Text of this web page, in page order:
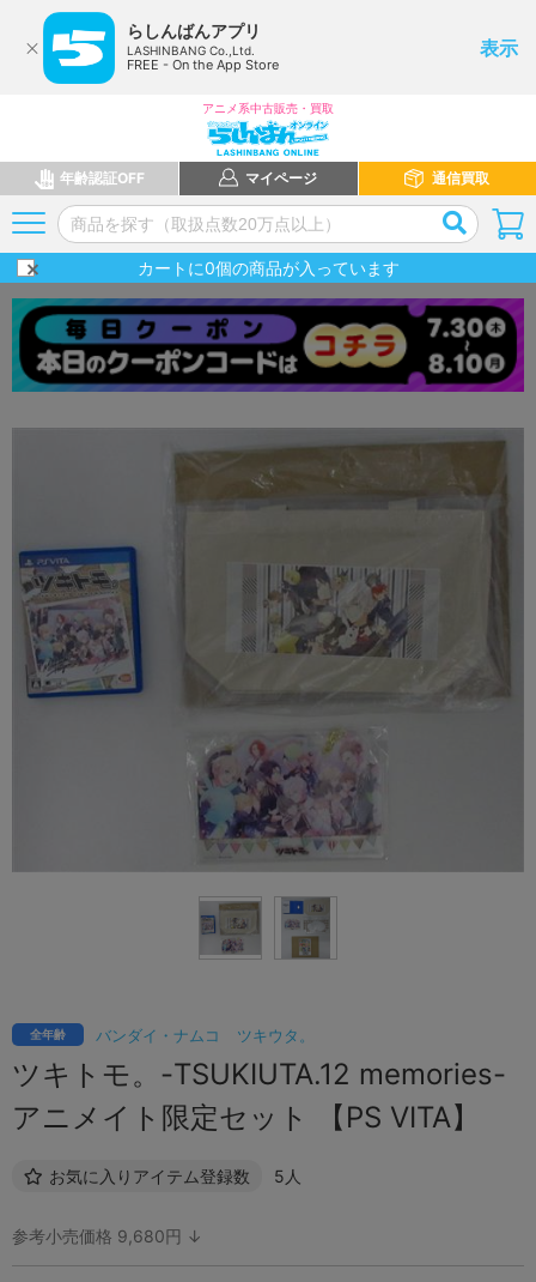
らしんばんアプリ
LASHINBANG Co.,Ltd.
FREE - On the App Store
表示
アニメ系中古販売・買取
年齢認証OFF マイページ 通信買取
カートに0個の商品が入っています
バンダイ・ナムコ ツキウタ。
全年齢
ツキトモ。-TSUKIUTA.12 memories-
アニメイト限定セット 【PS VITA】
お気に入りアイテム登録数 5人
参考小売価格 9,680円 ↓